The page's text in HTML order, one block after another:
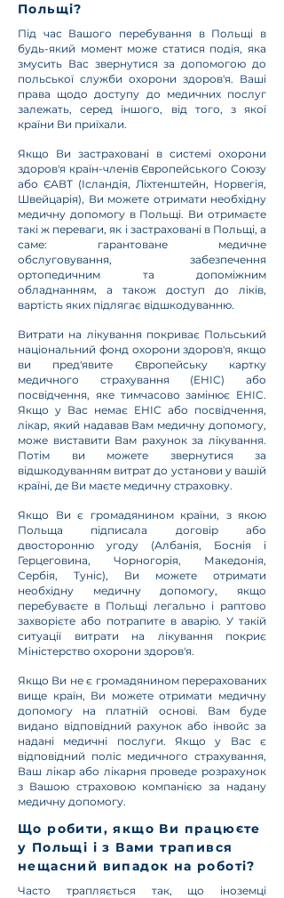
Польщі?
Під час Вашого перебування в Польщі в
будь-який момент може статися подія, яка
змусить Вас звернутися за допомогою до
польської служби охорони здоров'я. Ваші
права щодо доступу до медичних послуг
залежать, серед іншого, від того, з якої
країни Ви приїхали.
Якщо Ви застраховані в системі охорони
здоров'я країн-членів Європейського Союзу
або ЄАВТ (Ісландія, Ліхтенштейн, Норвегія,
Швейцарія), Ви можете отримати необхідну
медичну допомогу в Польщі. Ви отримаєте
такі ж переваги, як і застраховані в Польщі, а
саме: гарантоване медичне
обслуговування, забезпечення
ортопедичним та допоміжним
обладнанням, а також доступ до ліків,
вартість яких підлягає відшкодуванню.
Витрати на лікування покриває Польський
національний фонд охорони здоров'я, якщо
ви пред'явите Європейську картку
медичного страхування (EHIC) або
посвідчення, яке тимчасово замінює EHIC.
Якщо у Вас немає EHIC або посвідчення,
лікар, який надавав Вам медичну допомогу,
може виставити Вам рахунок за лікування.
Потім ви можете звернутися за
відшкодуванням витрат до установи у вашій
країні, де Ви маєте медичну страховку.
Якщо Ви є громадянином країни, з якою
Польща підписала договір або
двосторонню угоду (Албанія, Боснія і
Герцеговина, Чорногорія, Македонія,
Сербія, Туніс), Ви можете отримати
необхідну медичну допомогу, якщо
перебуваєте в Польщі легально і раптово
захворієте або потрапите в аварію. У такій
ситуації витрати на лікування покриє
Міністерство охорони здоров'я.
Якщо Ви не є громадянином перерахованих
вище країн, Ви можете отримати медичну
допомогу на платній основі. Вам буде
видано відповідний рахунок або інвойс за
надані медичні послуги. Якщо у Вас є
відповідний поліс медичного страхування,
Ваш лікар або лікарня проведе розрахунок
з Вашою страховою компанією за надану
медичну допомогу.
Що робити, якщо Ви працюєте
у Польщі і з Вами трапився
нещасний випадок на роботі?
Часто трапляється так, що іноземці